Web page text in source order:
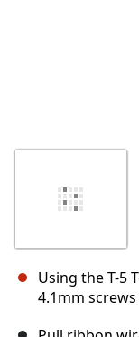
Using the T-5
4.1mm